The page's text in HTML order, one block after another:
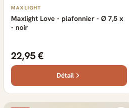
MAXLIGHT
Maxlight Love - plafonnier - Ø 7,5 x
- noir
22,95 €
Détail